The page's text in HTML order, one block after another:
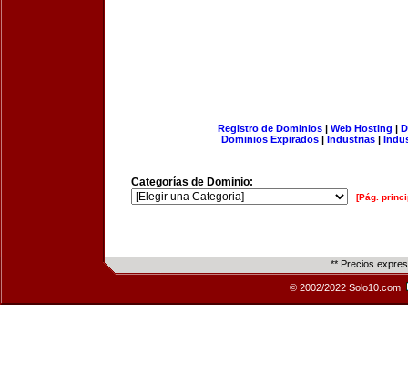
Registro de Dominios| Web Hosting |
Dominios Expirados | Industrias |
Categorías de Dominio:
[Pág.
** Precios
© 2002/2022 Solo10.com